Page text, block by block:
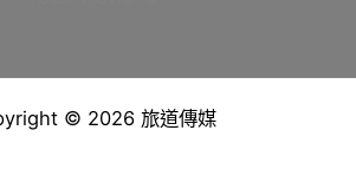
© 2026 旅道傳媒